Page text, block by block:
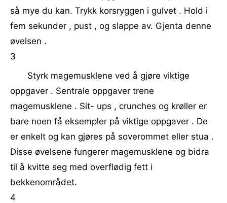
så mye du kan. Trykk korsryggen i gulvet . Hold i
fem sekunder , pust , og slappe av. Gjenta denne
øvelsen .
3
Styrk magemusklene ved å gjøre viktige
oppgaver . Sentrale oppgaver trene
magemusklene . Sit- ups , crunches og krøller er
bare noen få eksempler på viktige oppgaver . De
er enkelt og kan gjøres på soverommet eller stua .
Disse øvelsene fungerer magemusklene og bidra
til å kvitte seg med overflødig fett i
bekkenområdet.
4